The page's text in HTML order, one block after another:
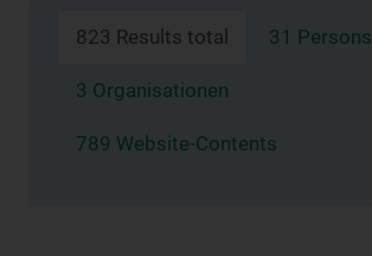
823 Results total 31 Persons
3 Organisationen
789 Website-Contents